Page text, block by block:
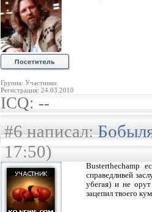
Группа: Участники
Регистрация: 24.03.2010
ICQ: --
#6 написал:
17:50)
Busterthechamp
справедливей
убегая) и не
зацепил твоего